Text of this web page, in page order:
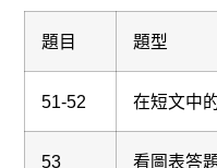
題目 題型
51-52 在短文中
53 看圖表答